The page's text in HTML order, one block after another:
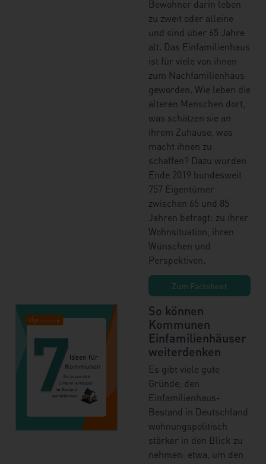
Bewohner darin leben
zu zweit oder alleine
und sind über 65 Jahre
alt. Das Einfamilienhaus
ist für viele von ihnen
zum Nachfamilienhaus
geworden. Wie leben die
älteren Menschen dort,
was schätzen sie an
ihrem Zuhause, was
macht ihnen zu
schaffen? Dazu wurden
Ende 2019 bundesweit
757 Eigentümer
zwischen 65 und 85
Jahren befragt: zu ihrer
Wohnsituation, ihren
Wünschen und
Perspektiven.
Zum Factsheet
So können
Kommunen
Einfamilienhäuser
weiterdenken
Es gibt viele gute
Gründe, den
Einfamilienhaus-
Bestand in Deutschland
wohnungspolitisch
stärker in den Blick zu
nehmen: etwa, um den